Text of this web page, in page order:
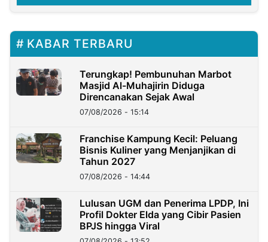
KABAR TERBARU
Terungkap! Pembunuhan Marbot
Masjid Al-Muhajirin Diduga
Direncanakan Sejak Awal
07/08/2026 - 15:14
Franchise Kampung Kecil: Peluang
Bisnis Kuliner yang Menjanjikan di
Tahun 2027
07/08/2026 - 14:44
Lulusan UGM dan Penerima LPDP, Ini
Profil Dokter Elda yang Cibir Pasien
BPJS hingga Viral